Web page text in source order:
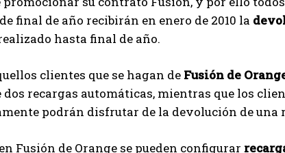
final de año recibirán en enero de 2010 la
hasta final de año.
clientes que se hagan de Fusión de
recargas automáticas, mientras que los
podrán disfrutar de la devolución de una
Fusión de Orange se pueden configurar